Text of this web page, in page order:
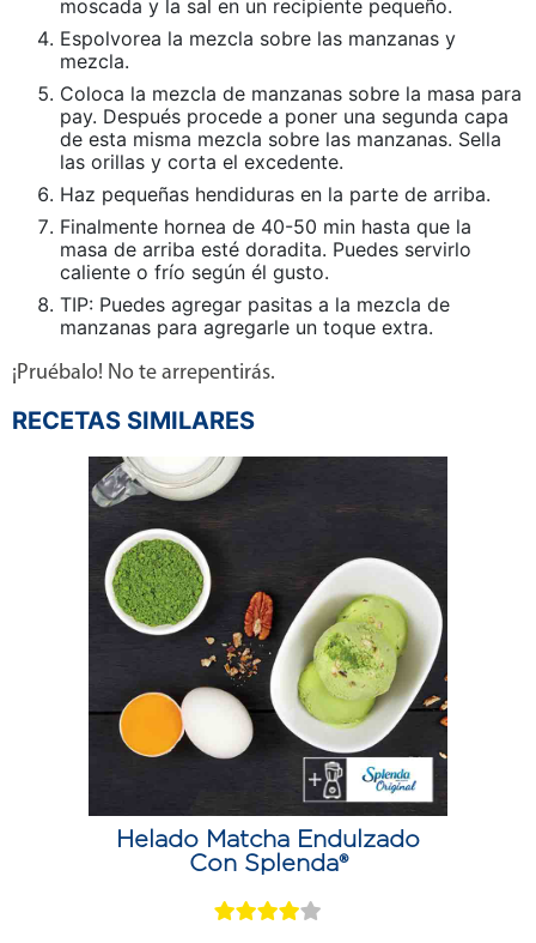
moscada y la sal en un recipiente pequeño.
Espolvorea la mezcla sobre las manzanas y
mezcla.
Coloca la mezcla de manzanas sobre la masa para
pay. Después procede a poner una segunda capa
de esta misma mezcla sobre las manzanas. Sella
las orillas y corta el excedente.
Haz pequeñas hendiduras en la parte de arriba.
Finalmente hornea de 40-50 min hasta que la
masa de arriba esté doradita. Puedes servirlo
caliente o frío según él gusto.
TIP: Puedes agregar pasitas a la mezcla de
manzanas para agregarle un toque extra.
¡Pruébalo! No te arrepentirás.
RECETAS SIMILARES
Helado Matcha Endulzado
Con Splenda®